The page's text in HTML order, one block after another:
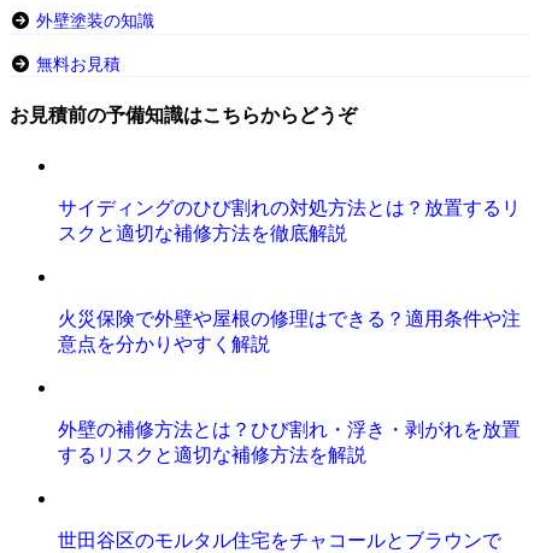
外壁塗装の知識
無料お見積
お見積前の予備知識はこちらからどうぞ
サイディングのひび割れの対処方法とは？放置するリ
スクと適切な補修方法を徹底解説
火災保険で外壁や屋根の修理はできる？適用条件や注
意点を分かりやすく解説
外壁の補修方法とは？ひび割れ・浮き・剥がれを放置
するリスクと適切な補修方法を解説
世田谷区のモルタル住宅をチャコールとブラウンで